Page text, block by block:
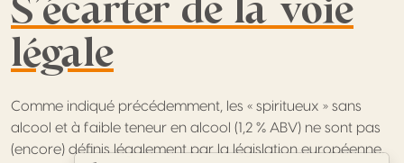
légale
Comme indiqué précédemment, les « spiritueux » sans
alcool et à faible teneur en alcool (1,2 % ABV) ne sont pas
(encore) définis légalement par la législation européenne,